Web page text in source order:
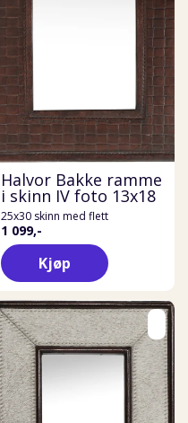
Halvor Bakke ramme
i skinn IV foto 13x18
25x30 skinn med flett
1 099,-
Kjøp